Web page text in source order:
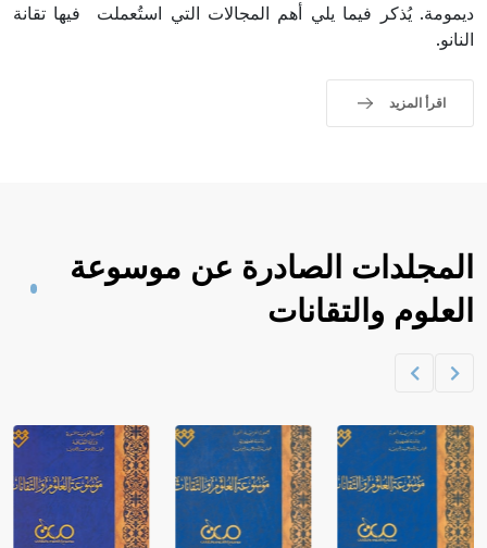
ديمومة. يُذكر فيما يلي أهم المجالات التي استُعملت فيها تقانة
النانو.
اقرأ المزيد
المجلدات الصادرة عن موسوعة
العلوم والتقانات